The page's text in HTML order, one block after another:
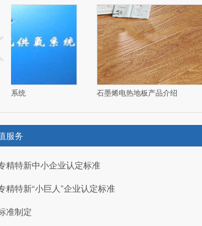
三部门：关于组织开展2026年度重点行业能效、碳效领跑者企业推荐工作的通知
国自然：国自然科学基金委员会计划与政策局 2026年度专项项目（科技活动项目）申请通告
国能源：关于发布智能电网科技重大专项基础支撑自主化关键技术 公开项目申报指南的通知
生态环境部：关于发布京津冀环境综合治理国家科技重大专项2027年度第一批公开竞争择优项目 申报指南的通知
生态环境部：关于发布京津冀环境综合治理国家科技重大专项 2027年度第一批“揭榜挂帅”项目榜单的通知
工信部：关于开展2026年工业和信息化领域创新任务揭榜挂帅工作的通知
科技部：关于组织申报中国网络空间安全国家科技重大专项第三批项目的通知
系统 石墨烯电热地板产品介绍
服务
精特新中小企业认定标准
精特新“小巨人”企业认定标准
准制定